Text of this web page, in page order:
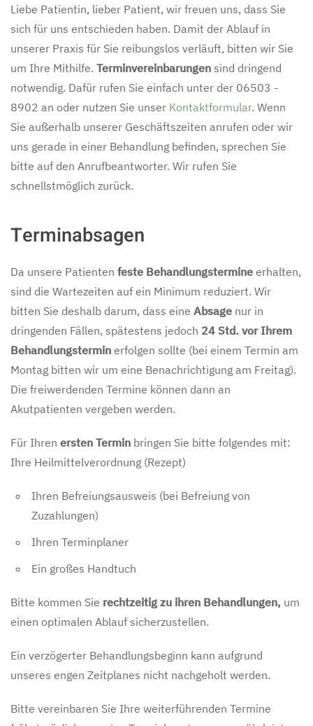
Liebe Patientin, lieber Patient, wir freuen uns, dass Sie
sich für uns entschieden haben. Damit der Ablauf in
unserer Praxis für Sie reibungslos verläuft, bitten wir Sie
um Ihre Mithilfe. Terminvereinbarungen sind dringend
notwendig. Dafür rufen Sie einfach unter der 06503 -
8902 an oder nutzen Sie unser Kontaktformular. Wenn
Sie außerhalb unserer Geschäftszeiten anrufen oder wir
uns gerade in einer Behandlung befinden, sprechen Sie
bitte auf den Anrufbeantworter. Wir rufen Sie
schnellstmöglich zurück.
Terminabsagen
Da unsere Patienten feste Behandlungstermine erhalten,
sind die Wartezeiten auf ein Minimum reduziert. Wir
bitten Sie deshalb darum, dass eine Absage nur in
dringenden Fällen, spätestens jedoch 24 Std. vor Ihrem
Behandlungstermin erfolgen sollte (bei einem Termin am
Montag bitten wir um eine Benachrichtigung am Freitag).
Die freiwerdenden Termine können dann an
Akutpatienten vergeben werden.
Für Ihren ersten Termin bringen Sie bitte folgendes mit:
Ihre Heilmittelverordnung (Rezept)
Ihren Befreiungsausweis (bei Befreiung von
Zuzahlungen)
Ihren Terminplaner
Ein großes Handtuch
Bitte kommen Sie rechtzeitig zu ihren Behandlungen, um
einen optimalen Ablauf sicherzustellen.
Ein verzögerter Behandlungsbeginn kann aufgrund
unseres engen Zeitplanes nicht nachgeholt werden.
Bitte vereinbaren Sie Ihre weiterführenden Termine